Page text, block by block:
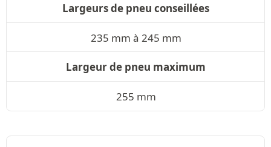
Largeurs de pneu conseillées
235 mm à 245 mm
Largeur de pneu maximum
255 mm